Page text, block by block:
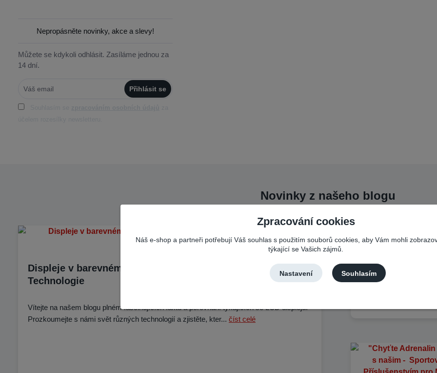
Nepropásněte novinky, akce a slevy!
Můžete se kdykoli odhlásit. Zasíláme jednou za
14 dní.
Přihlásit se
Novinky z našeho blogu
Displeje v barevném světě: Cesta skrz LCD a Dotykové
Technologie
Vítejte na našem blogu plném fascinujících faktů a porovnání týkajících se LCD displejů.
Prozkoumejte s námi svět různých technologií a zjistěte, kter... číst celé
Zpracování cookies
Náš e-shop a partneři potřebují Váš souhlas s použitím souborů cookies, aby Vám mohli
týkající se Vašich zájmů.
Nastavení Souhlasím